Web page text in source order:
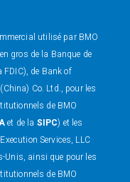
utilisé par BMO
gros de la Banque de
FDIC), de Bank of
Co. Ltd., pour les
de BMO
et de la SIPC) et les
Services, LLC
Unis, ainsi que pour les
de BMO